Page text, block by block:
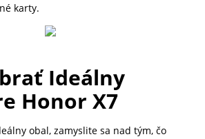
karty.
Ideálny
Honor X7
obal, zamyslite sa nad tým, čo